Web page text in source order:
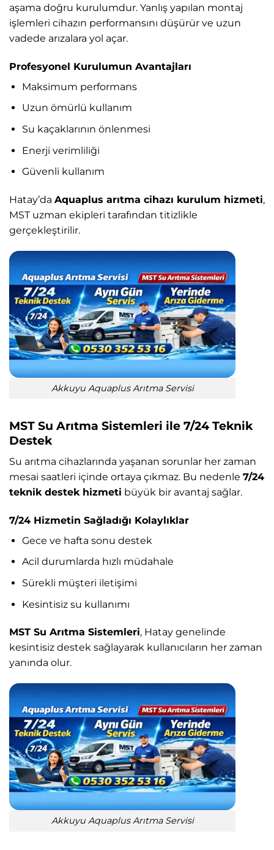
aşama doğru kurulumdur. Yanlış yapılan montaj
işlemleri cihazın performansını düşürür ve uzun
vadede arızalara yol açar.
Profesyonel Kurulumun Avantajları
Maksimum performans
Uzun ömürlü kullanım
Su kaçaklarının önlenmesi
Enerji verimliliği
Güvenli kullanım
Hatay’da Aquaplus arıtma cihazı kurulum hizmeti,
MST uzman ekipleri tarafından titizlikle
gerçekleştirilir.
Akkuyu Aquaplus Arıtma Servisi
MST Su Arıtma Sistemleri ile 7/24 Teknik
Destek
Su arıtma cihazlarında yaşanan sorunlar her zaman
mesai saatleri içinde ortaya çıkmaz. Bu nedenle 7/24
teknik destek hizmeti büyük bir avantaj sağlar.
7/24 Hizmetin Sağladığı Kolaylıklar
Gece ve hafta sonu destek
Acil durumlarda hızlı müdahale
Sürekli müşteri iletişimi
Kesintisiz su kullanımı
MST Su Arıtma Sistemleri, Hatay genelinde
kesintisiz destek sağlayarak kullanıcıların her zaman
yanında olur.
Akkuyu Aquaplus Arıtma Servisi